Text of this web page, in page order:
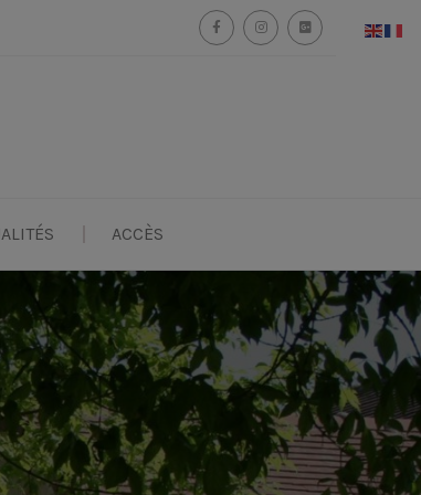
ACCÈS